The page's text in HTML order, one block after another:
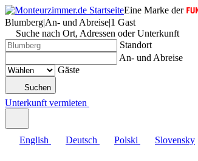
Eine Marke der
Blumberg|An- und Abreise|1 Gast
Suche nach Ort, Adressen oder Unterkunft
Standort
An- und Abreise
Gäste
Suchen
Unterkunft vermieten
English Deutsch Polski Slovensky